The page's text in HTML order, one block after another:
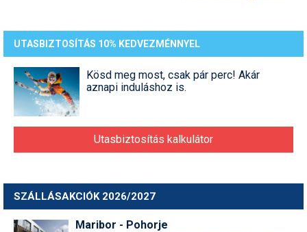
UTASBIZTOSÍTÁS 10% KEDVEZMÉNNYEL
Kösd meg most, csak pár perc! Akár
aznapi induláshoz is.
Utasbiztosítás kalkulátor
SZÁLLÁSAKCIÓK 2026/2027
Maribor - Pohorje